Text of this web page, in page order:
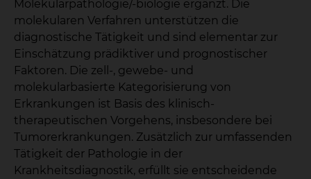
Molekularpathologie/-biologie ergänzt. Die
molekularen Verfahren unterstützen die
diagnostische Tätigkeit und sind elementar zur
Einschätzung prädiktiver und prognostischer
Faktoren. Die zell-, gewebe- und
molekularbasierte Kategorisierung von
Erkrankungen ist Basis des klinisch-
therapeutischen Vorgehens, insbesondere bei
Tumorerkrankungen. Zusätzlich zur umfassenden
Tätigkeit der Pathologie in der
Krankheitsdiagnostik, erfüllt sie entscheidende